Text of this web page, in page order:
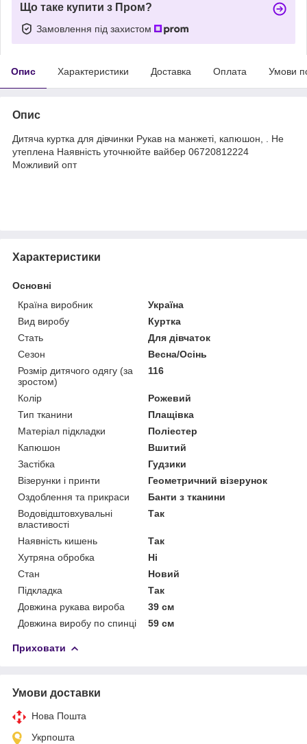
Що таке купити з Пром?
Замовлення під захистом
Опис Характеристики Доставка Оплата Умови
Опис
Дитяча куртка для дівчинки Рукав на манжеті, капюшон, . Не
утеплена Наявність уточнюйте вайбер 06720812224
Можливий опт
Характеристики
Основні
Країна виробник
Україна
Вид виробу
Куртка
Стать
Для дівчаток
Сезон
Весна/Осінь
Розмір дитячого одягу (за
зростом)
116
Колір
Рожевий
Тип тканини
Плащівка
Матеріал підкладки
Поліестер
Капюшон
Вшитий
Застібка
Гудзики
Візерунки і принти
Геометричний візерунок
Оздоблення та прикраси
Банти з тканини
Водовідштовхувальні
властивості
Так
Наявність кишень
Так
Хутряна обробка
Ні
Стан
Новий
Підкладка
Так
Довжина рукава вироба
39 см
Довжина виробу по спинці
59 см
Приховати
Умови доставки
Нова Пошта
Укрпошта